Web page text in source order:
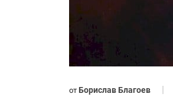
от Борислав Благоев